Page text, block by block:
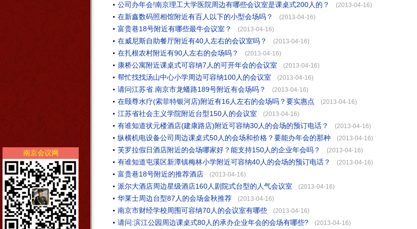
公司办年会!南京理工大学医院周边有哪些会议室是课桌式200人的？ (2013-04-16)
在新鑫数码照相馆附近有百人以下的小型会场吗？ (2013-04-16)
富贵巷18号附近有哪些最牛会议室？ (2013-04-16)
在威尼斯自助餐厅附近有40人左右的会议室吗？ (2013-04-16)
在扎根农村附近有90人左右的会场吗？ (2013-04-16)
康桥公寓附近课桌式可容纳7人的可开年会的会议室 (2013-04-16)
帮忙找找汤山中心小学周边可容纳100人的会议室 (2013-04-16)
请问江苏省.南京市龙蟠路189号附近有会场吗？ (2013-04-16)
在颐尊水疗(索菲特银河店)附近有16人左右的会场吗？要实惠点 (2013-04-16)
江苏省社会主义学院附近台型150人的会议室 (2013-04-16)
有谁知道状元楼酒店(建康路店)附近可容纳30人的会场的预订电话？ (2013-04-16)
纵横机电设备公司周边课桌式50人的会场和价格？要能办年会的那种 (2013-04-16)
芙罗拉假日酒店附近的会场哪家好？能支持150人的企业年会吗？ (2013-04-16)
有谁知道屯溪区新潭镇梅林小学附近可容纳40人的会场的预订电话？ (2013-04-16)
富贵巷18号附近的推荐酒店 (2013-04-16)
派尔大酒店周边星级酒店160人剧院式台型的人气会议室 (2013-04-16)
华莱士周边台型87人的会场金秋推荐 (2013-04-16)
南京市财经学校周围可容纳70人的会议室有哪些 (2013-04-16)
请问:滨江公园周边课桌式80人的承办企业年会的会场有哪些? (2013-04-16)
南京会议网